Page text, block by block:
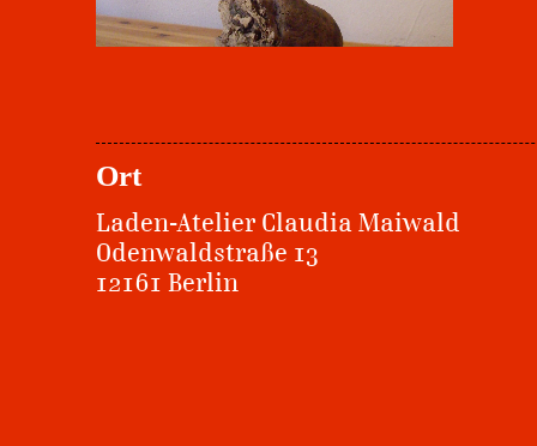
Ort
Laden-Atelier Claudia Maiwald
Odenwaldstraße 13
12161 Berlin